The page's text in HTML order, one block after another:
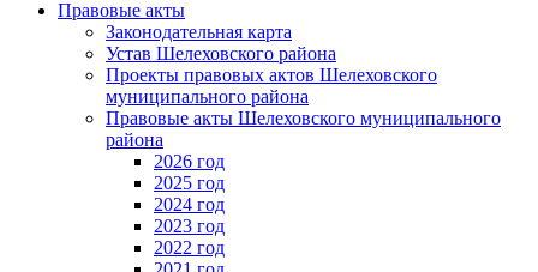
Правовые акты
Законодательная карта
Устав Шелеховского района
Проекты правовых актов Шелеховского
муниципального района
Правовые акты Шелеховского муниципального
района
2026 год
2025 год
2024 год
2023 год
2022 год